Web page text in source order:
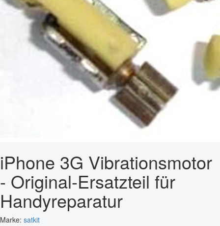
iPhone 3G Vibrationsmotor
- Original-Ersatzteil für
Handyreparatur
Marke: satkit